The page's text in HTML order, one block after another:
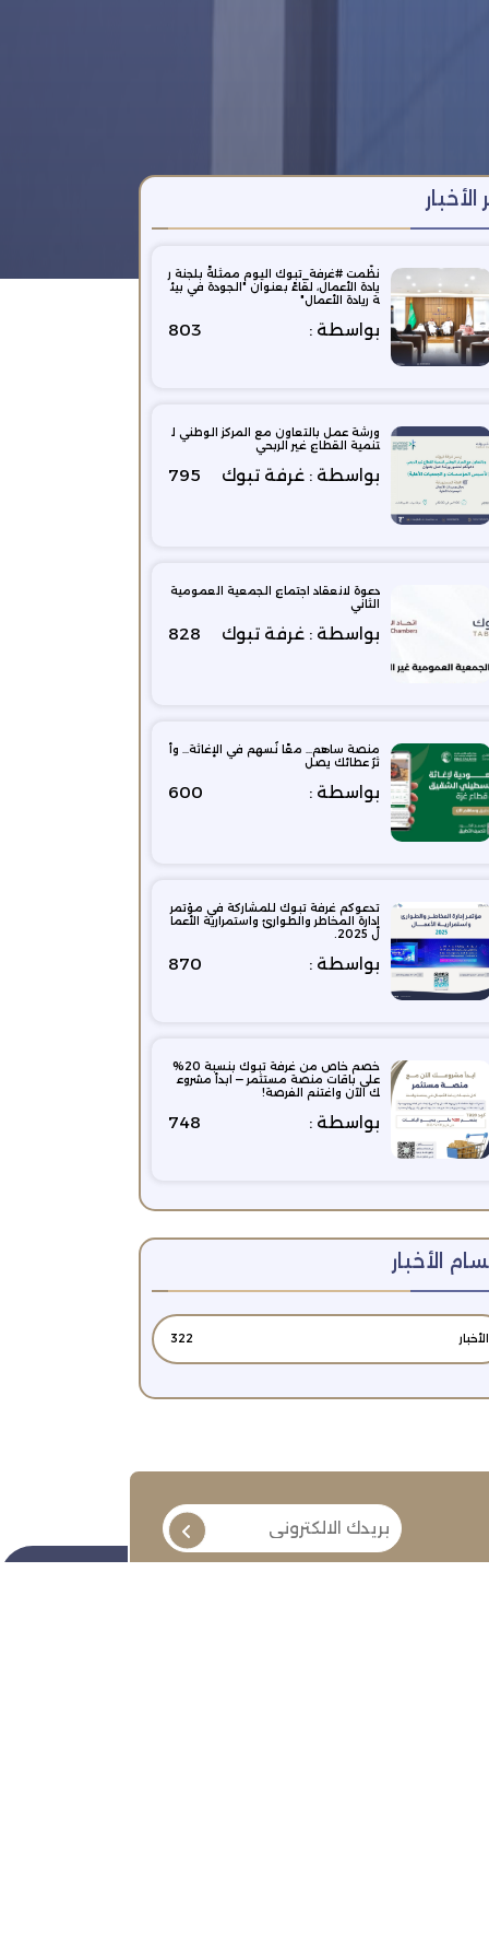
الأخبار
نظّمت ⁧‫#غرفة_تبوك‬⁩ اليوم ممثلةً بلجنة ر
يادة الأعمال، لقاءً بعنوان "الجودة في بيئ
ة ريادة الأعمال"
بواسطة : 803
ورشة عمل بالتعاون مع المركز الوطني ل
تنمية القطاع غير الربحي
بواسطة : غرفة تبوك 795
دعوة لانعقاد اجتماع الجمعية العمومية
الثاني
بواسطة : غرفة تبوك 828
منصة ساهم… معًا نُسهم في الإغاثة… وأ
ثرُ عطائك يصل
بواسطة : 600
تدعوكم غرفة تبوك للمشاركة في مؤتمر
إدارة المخاطر والطوارئ واستمرارية الأعما
ل 2025.
بواسطة : 870
خصم خاص من غرفة تبوك بنسبة 20%
على باقات منصة مستثمر — ابدأ مشروع
ك الآن واغتنم الفرصة!
بواسطة : 748
الأخبار
الأخبار 322